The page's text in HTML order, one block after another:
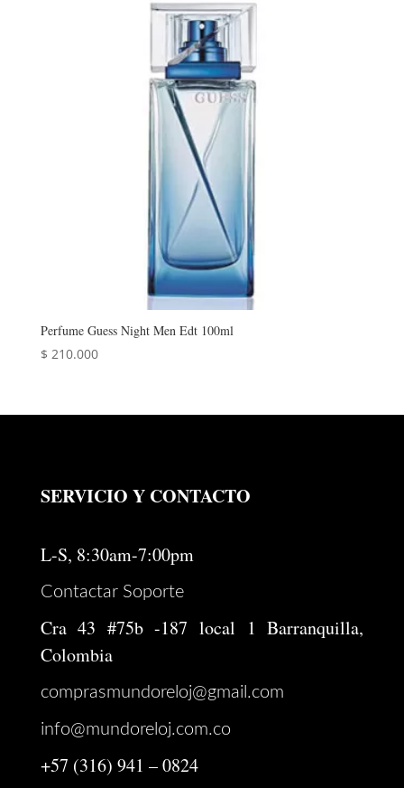
Perfume Guess Night Men Edt 100ml
$ 210.000
SERVICIO Y CONTACTO
L-S, 8:30am-7:00pm
Contactar Soporte
Cra 43 #75b -187 local 1 Barranquilla,
Colombia
comprasmundoreloj@gmail.com
info@mundoreloj.com.co
+57 (316) 941 – 0824